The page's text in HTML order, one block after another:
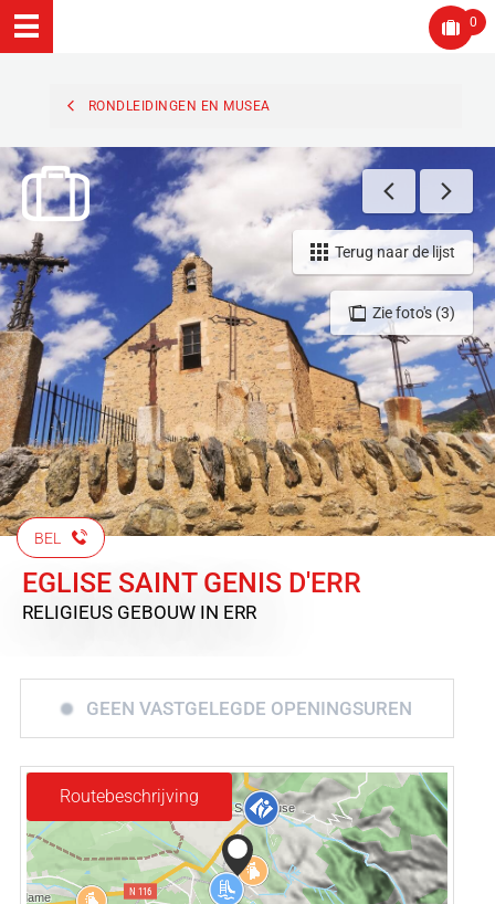
0
RONDLEIDINGEN EN MUSEA
Zie foto's (3)
Terug naar de lijst
BEL
EGLISE SAINT GENIS D'ERR
RELIGIEUS GEBOUW IN ERR
GEEN VASTGELEGDE OPENINGSUREN
Routebeschrijving